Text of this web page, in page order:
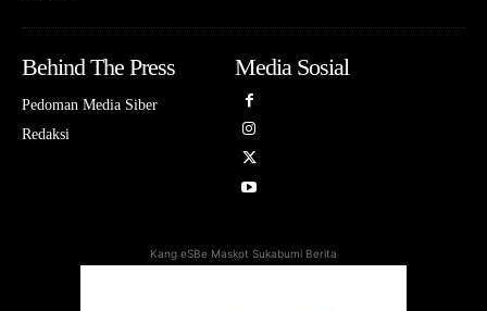
Behind The Press
Pedoman Media Siber
Redaksi
Media Sosial
Kang eSBe Maskot Sukabumi Berita